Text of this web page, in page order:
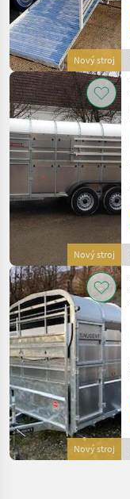
Nový stroj
Nový stroj
Nový stroj